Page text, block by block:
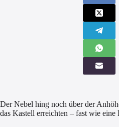
Der Nebel hing noch über der
das Kastell erreichten – fast wie